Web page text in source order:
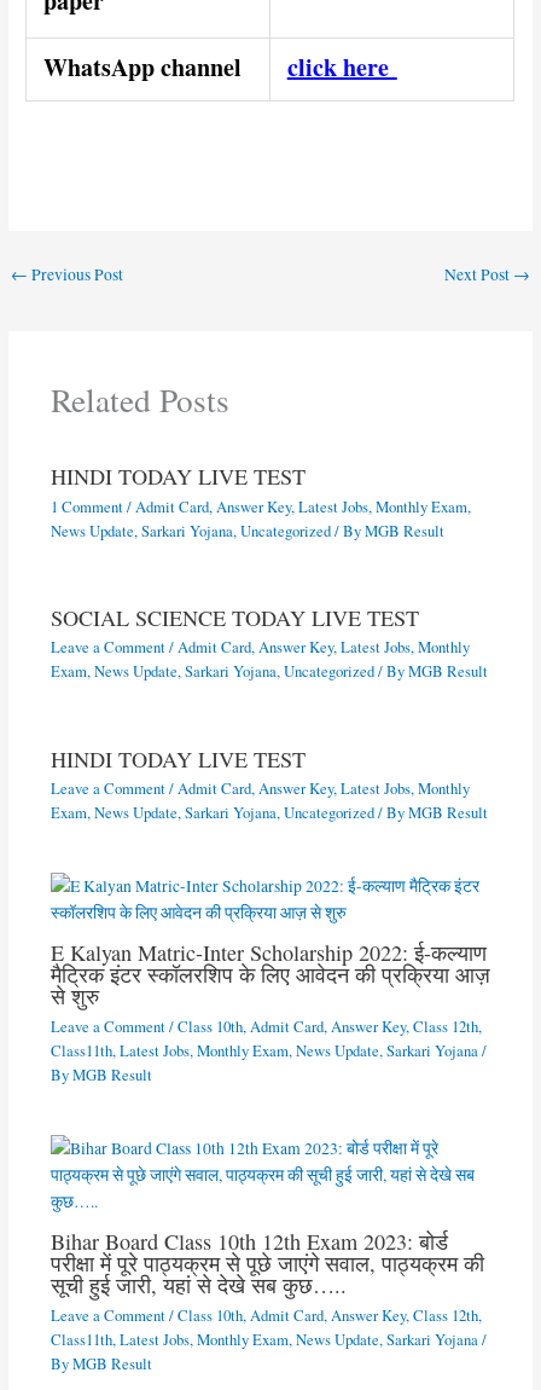
WhatsApp channel click here
← Previous Post Next Post →
Related Posts
HINDI TODAY LIVE TEST
1 Comment /Admit Card,Answer Key,Latest Jobs,Monthly Exam,
News Update,Sarkari Yojana,Uncategorized/ ByMGB Result
SOCIAL SCIENCE TODAY LIVE TEST
Leave a Comment /Admit Card,Answer Key,Latest Jobs,Monthly
Exam,News Update,Sarkari Yojana,Uncategorized/ ByMGB Result
HINDI TODAY LIVE TEST
Leave a Comment /Admit Card,Answer Key,Latest Jobs,Monthly
Exam,News Update,Sarkari Yojana,Uncategorized/ ByMGB Result
E Kalyan Matric-Inter Scholarship 2022: ई-कल्याण
मैट्रिक इंटर स्कॉलरशिप के लिए आवेदन की प्रक्रिया आज़
से शुरु
Leave a Comment /Class 10th,Admit Card,Answer Key,Class 12th,
Class11th,Latest Jobs,Monthly Exam,News Update,Sarkari Yojana/
ByMGB Result
Bihar Board Class 10th 12th Exam 2023: बोर्ड
परीक्षा में पूरे पाठ्यक्रम से पूछे जाएंगे सवाल, पाठ्यक्रम की
सूची हुई जारी, यहां से देखे सब कुछ…..
Leave a Comment /Class 10th,Admit Card,Answer Key,Class 12th,
Class11th,Latest Jobs,Monthly Exam,News Update,Sarkari Yojana/
ByMGB Result